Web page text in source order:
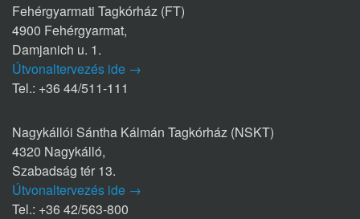
Fehérgyarmati Tagkórház (FT)
4900 Fehérgyarmat,
Damjanich u. 1.
Útvonaltervezés ide →
Tel.: +36 44/511-111
Nagykállói Sántha Kálmán Tagkórház (NSKT)
4320 Nagykálló,
Szabadság tér 13.
Útvonaltervezés ide →
Tel.: +36 42/563-800